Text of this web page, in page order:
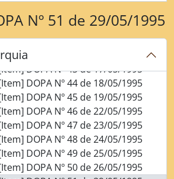
Nº 51 de 29/05/1995
DOPA Nº 39 de 11/05/1995
DOPA Nº 40 de 12/05/1995
DOPA Nº 41 de 15/05/1995
DOPA Nº 42 de 16/05/1995
DOPA Nº 43 de 17/05/1995
DOPA Nº 44 de 18/05/1995
DOPA Nº 45 de 19/05/1995
DOPA Nº 46 de 22/05/1995
DOPA Nº 47 de 23/05/1995
DOPA Nº 48 de 24/05/1995
DOPA Nº 49 de 25/05/1995
DOPA Nº 50 de 26/05/1995